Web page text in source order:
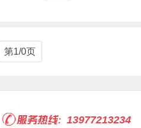
第1/0页
13977213234